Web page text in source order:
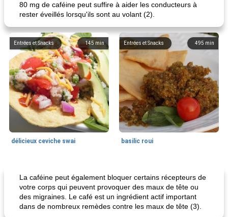
80 mg de caféine peut suffire à aider les conducteurs à
rester éveillés lorsqu'ils sont au volant (2).
145 min
Entrées et Snacks
délicieux ceviche swai
495 min
Entrées et Snacks
basilic roui
La caféine peut également bloquer certains récepteurs de
votre corps qui peuvent provoquer des maux de tête ou
des migraines. Le café est un ingrédient actif important
dans de nombreux remèdes contre les maux de tête (3).